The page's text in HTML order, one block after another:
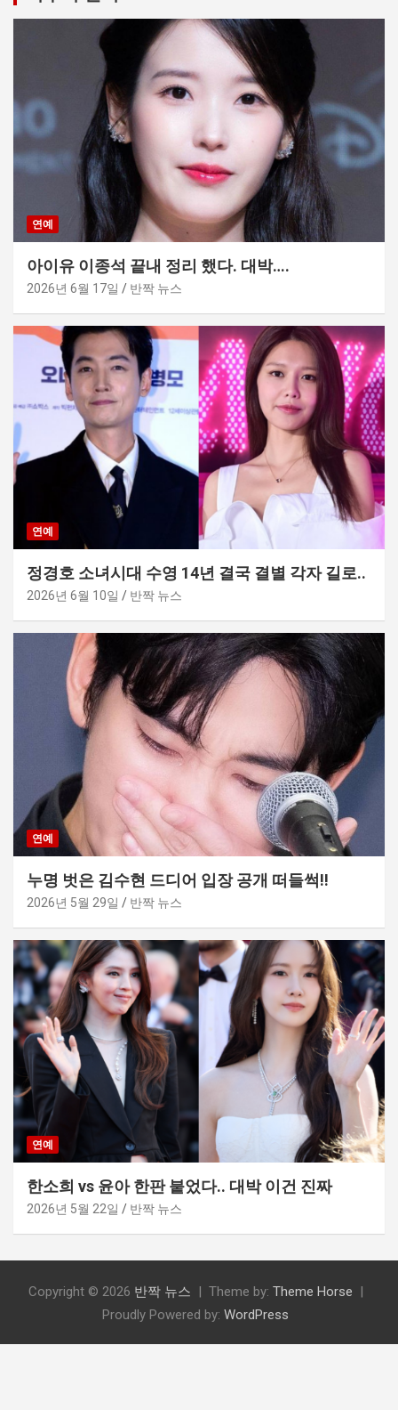
연예
아이유 이종석 끝내 정리 했다. 대박….
2026년 6월 17일 반짝 뉴스
연예
정경호 소녀시대 수영 14년 결국 결별 각자 길로..
2026년 6월 10일 반짝 뉴스
연예
누명 벗은 김수현 드디어 입장 공개 떠들썩!!
2026년 5월 29일 반짝 뉴스
연예
한소희 vs 윤아 한판 붙었다.. 대박 이건 진짜
2026년 5월 22일 반짝 뉴스
Copyright © 2026 반짝 뉴스 Theme by: Theme Horse
Proudly Powered by: WordPress